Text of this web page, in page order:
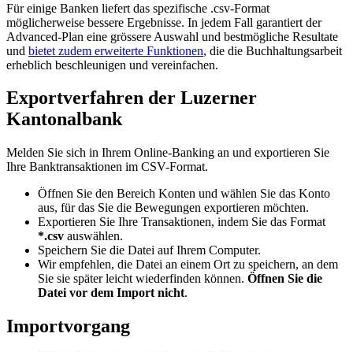
Für einige Banken liefert das spezifische .csv-Format
möglicherweise bessere Ergebnisse. In jedem Fall garantiert der
Advanced-Plan eine grössere Auswahl und bestmögliche Resultate
und bietet zudem erweiterte Funktionen, die die Buchhaltungsarbeit
erheblich beschleunigen und vereinfachen.
Exportverfahren der Luzerner
Kantonalbank
Melden Sie sich in Ihrem Online-Banking an und exportieren Sie
Ihre Banktransaktionen im CSV-Format.
Öffnen Sie den Bereich Konten und wählen Sie das Konto
aus, für das Sie die Bewegungen exportieren möchten.
Exportieren Sie Ihre Transaktionen, indem Sie das Format
*.csv auswählen.
Speichern Sie die Datei auf Ihrem Computer.
Wir empfehlen, die Datei an einem Ort zu speichern, an dem
Sie sie später leicht wiederfinden können. Öffnen Sie die
Datei vor dem Import nicht.
Importvorgang